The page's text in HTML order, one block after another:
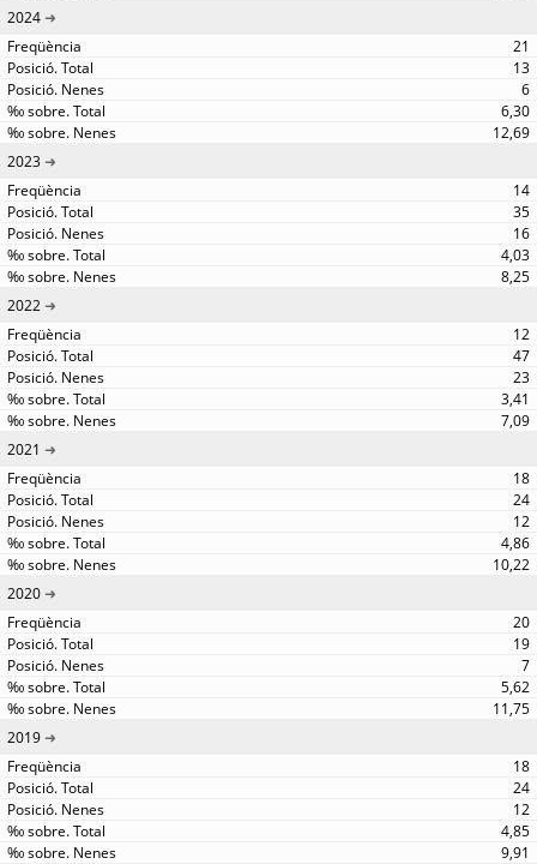
2024
21
13
6
6,30
12,69
2023
14
35
16
4,03
8,25
2022
12
47
23
3,41
7,09
2021
18
24
12
4,86
10,22
2020
20
19
7
5,62
11,75
2019
18
24
12
4,85
9,91